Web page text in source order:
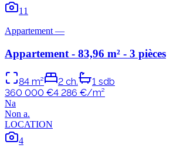
11
Appartement —
Appartement - 83,96 m² - 3 pièces
84 m² 2 ch. 1 sdb
360 000 €4 286 €/m²
Na
Non a.
LOCATION
4